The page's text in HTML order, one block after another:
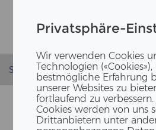
Privatsphäre-
Wir verwenden Cookies
Technologien
bestmögliche Erfahrung
unserer Websites zu
fortlaufend zu
Cookies werden von uns
Drittanbietern unter
Startseite News Neue Webseite